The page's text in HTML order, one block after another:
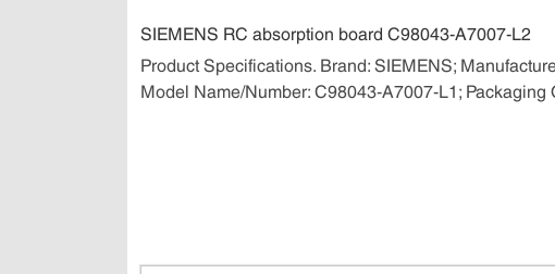
SIEMENS RC absorption board C98043-A7007-L2
Product Specifications. Brand: SIEMENS;
Model Name/Number: C98043-A7007-L1; Packaging